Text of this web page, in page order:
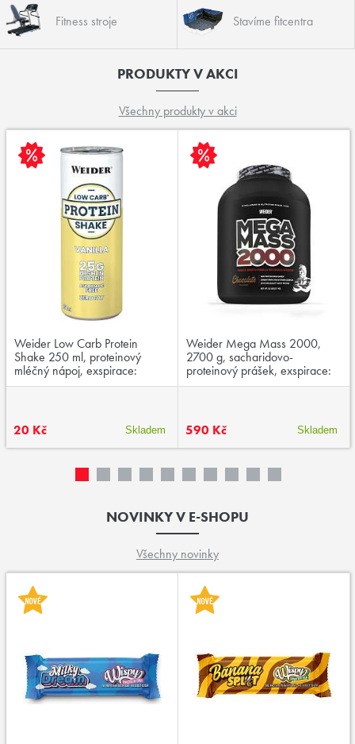
Fitness stroje Stavíme fitcentra
PRODUKTY V AKCI
Všechny produkty v akci
Weider Low Carb Protein
Shake 250 ml, proteinový
mléčný nápoj, exspirace:
03/2026
20 Kč Skladem
Weider Mega Mass 2000,
2700 g, sacharidovo-
proteinový prášek, exspirace:
04/2026
590 Kč Skladem
NOVINKY V E-SHOPU
Všechny novinky